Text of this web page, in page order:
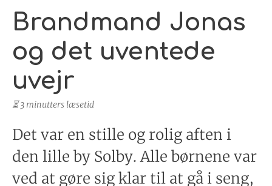
Brandmand Jonas
og det uventede
uvejr
⏳ 3 minutters læsetid
Det var en stille og rolig aften i
den lille by Solby. Alle børnene var
ved at gøre sig klar til at gå i seng,